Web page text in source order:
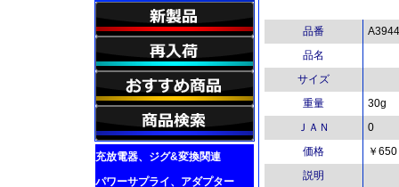
充放電器、ジグ&変換関連
パワーサプライ、アダプター
品番
A3944
品名
サイズ
重量
30g
ＪＡＮ
0
価格
￥650
説明